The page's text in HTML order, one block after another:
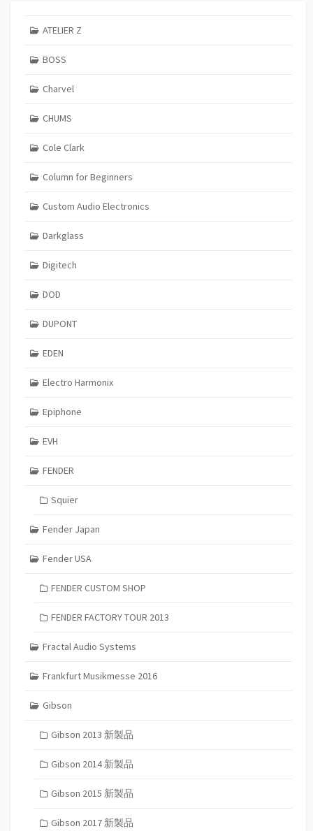
ATELIER Z
BOSS
Charvel
CHUMS
Cole Clark
Column for Beginners
Custom Audio Electronics
Darkglass
Digitech
DOD
DUPONT
EDEN
Electro Harmonix
Epiphone
EVH
FENDER
Squier
Fender Japan
Fender USA
FENDER CUSTOM SHOP
FENDER FACTORY TOUR 2013
Fractal Audio Systems
Frankfurt Musikmesse 2016
Gibson
Gibson 2013 新製品
Gibson 2014 新製品
Gibson 2015 新製品
Gibson 2017 新製品